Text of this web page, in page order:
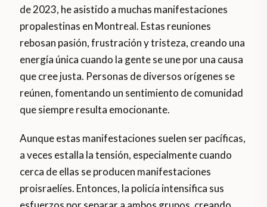
de 2023, he asistido a muchas manifestaciones
propalestinas en Montreal. Estas reuniones
rebosan pasión, frustración y tristeza, creando una
energía única cuando la gente se une por una causa
que cree justa. Personas de diversos orígenes se
reúnen, fomentando un sentimiento de comunidad
que siempre resulta emocionante.
Aunque estas manifestaciones suelen ser pacíficas,
a veces estalla la tensión, especialmente cuando
cerca de ellas se producen manifestaciones
proisraelíes. Entonces, la policía intensifica sus